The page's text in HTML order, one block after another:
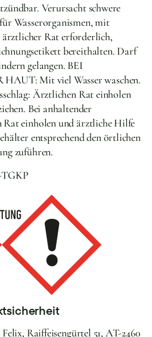
Verursacht schwere
Wasserorganismen, mit
Rat erforderlich,
bereithalten. Darf
gelangen. BEI
Mit viel Wasser waschen.
Ärztlichen Rat einholen
Bei anhaltender
einholen und ärztliche Hilfe
entsprechend den örtlichen
zuführen.
Raiffeisengürtel 51, AT-2460